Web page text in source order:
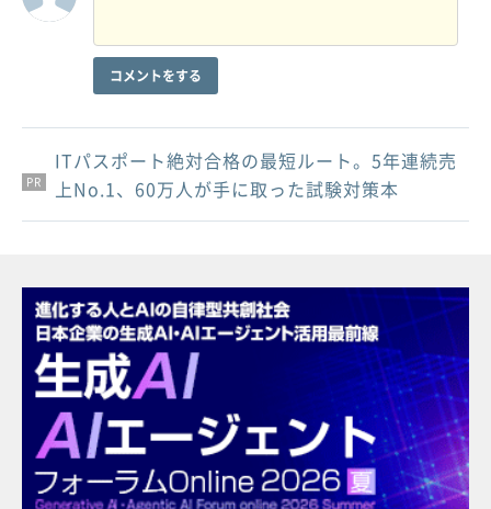
コメントをする
PR
PR
PR
ITパスポート絶対合格の最短ルート。5年連続売
上No.1、60万人が手に取った試験対策本